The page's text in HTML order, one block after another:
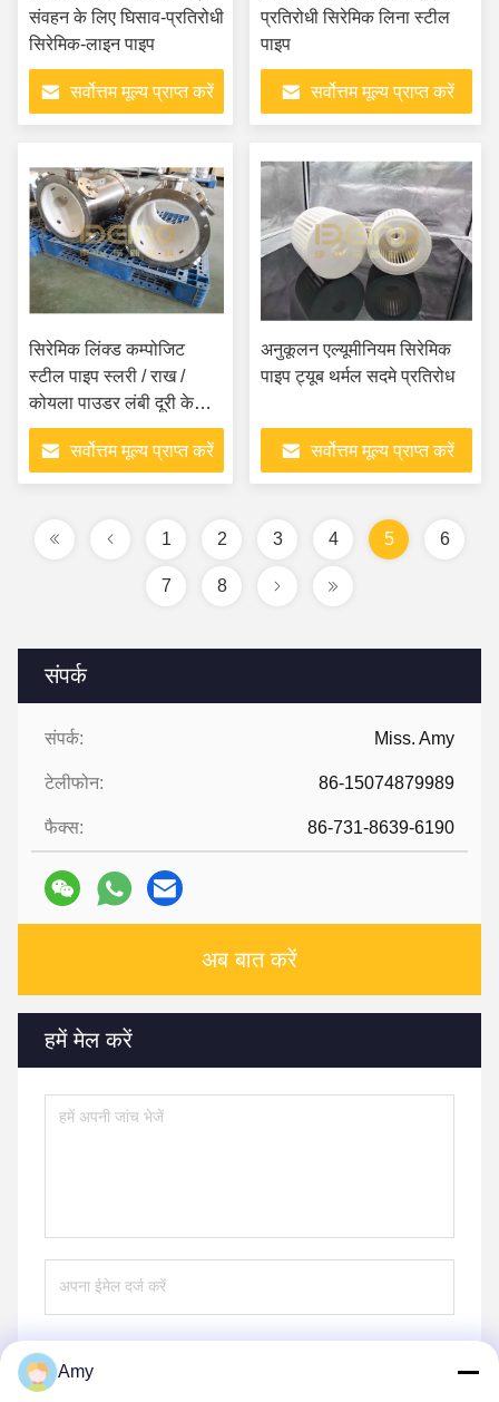
संपर्क
संपर्क: Miss. Amy
टेलीफोन: 86-15074879989
फैक्स: 86-731-8639-6190
अब बात करें
हमें मेल करें
संवहन के लिए घिसाव-प्रतिरोधी
सिरेमिक-लाइन पाइप
सर्वोत्तम मूल्य प्राप्त करें
प्रतिरोधी सिरेमिक लिना स्टील
पाइप
सर्वोत्तम मूल्य प्राप्त करें
सिरेमिक लिंक्ड कम्पोजिट
स्टील पाइप स्लरी / राख /
कोयला पाउडर लंबी दूरी के
परिवहन के लिए
सर्वोत्तम मूल्य प्राप्त करें
अनुकूलन एल्यूमीनियम सिरेमिक
पाइप ट्यूब थर्मल सदमे प्रतिरोध
सर्वोत्तम मूल्य प्राप्त करें
1 2 3 4 5 6
7 8
Amy